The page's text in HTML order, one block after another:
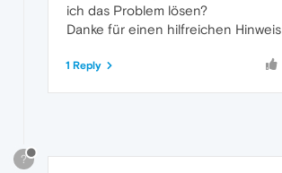
ich das Problem lösen?
Danke für einen hilfreichen Hinweis
1 Reply
?